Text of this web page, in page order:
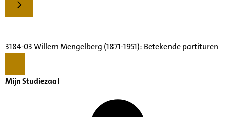
3184-03 Willem Mengelberg (1871-1951): Betekende partituren
Mijn Studiezaal